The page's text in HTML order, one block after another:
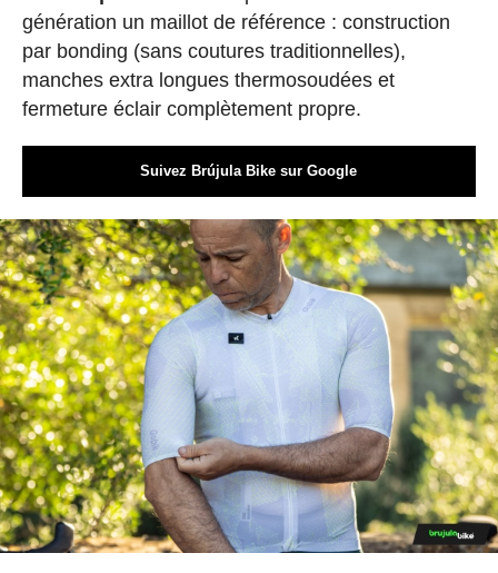
génération un maillot de référence : construction
par bonding (sans coutures traditionnelles),
manches extra longues thermosoudées et
fermeture éclair complètement propre.
Suivez Brújula Bike sur Google